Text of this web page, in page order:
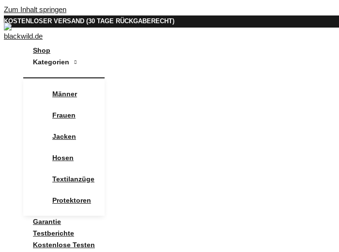
Zum Inhalt springen
KOSTENLOSER VERSAND (30 TAGE RÜCKGABERECHT)
Shop
Kategorien
Männer
Frauen
Jacken
Hosen
Textilanzüge
Protektoren
Garantie
Testberichte
Kostenlose Testen